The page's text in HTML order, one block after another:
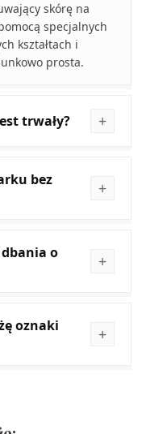
skórę na
specjalnych
kształtach i
prosta.
trwały?
bez
o
oznaki